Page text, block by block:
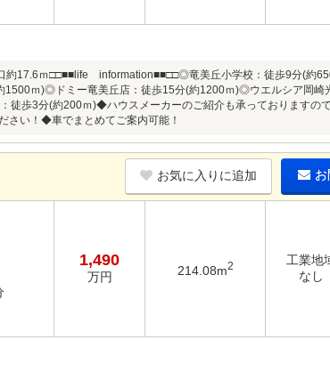
17.6ｍ□□■■life information■■□□◎竜美丘小学校：徒歩9分(約
ｍ)◎ドミー竜美丘店：徒歩15分(約1200ｍ)◎ウエルシア岡崎
徒歩3分(約200ｍ)◆ハウスメーカーのご紹介も承っておりますの
さい！◆車でまとめてご案内可能！
お気に入りに追加
1,490
万円 214.08m2
工業地
なし